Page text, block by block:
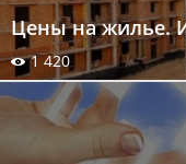
Цены на жилье.
1 420